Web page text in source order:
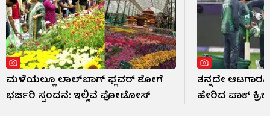
ಮಳೆಯಲ್ಲೂ ಲಾಲ್‌ಬಾಗ್ ಫ್ಲವರ್ ಶೋಗೆ
ಭರ್ಜರಿ ಸ್ಪಂದನೆ: ಇಲ್ಲಿವೆ ಫೋಟೋಸ್​
ತನ್ನದೇ
ಹೇರಿದ ಪಾಕ್